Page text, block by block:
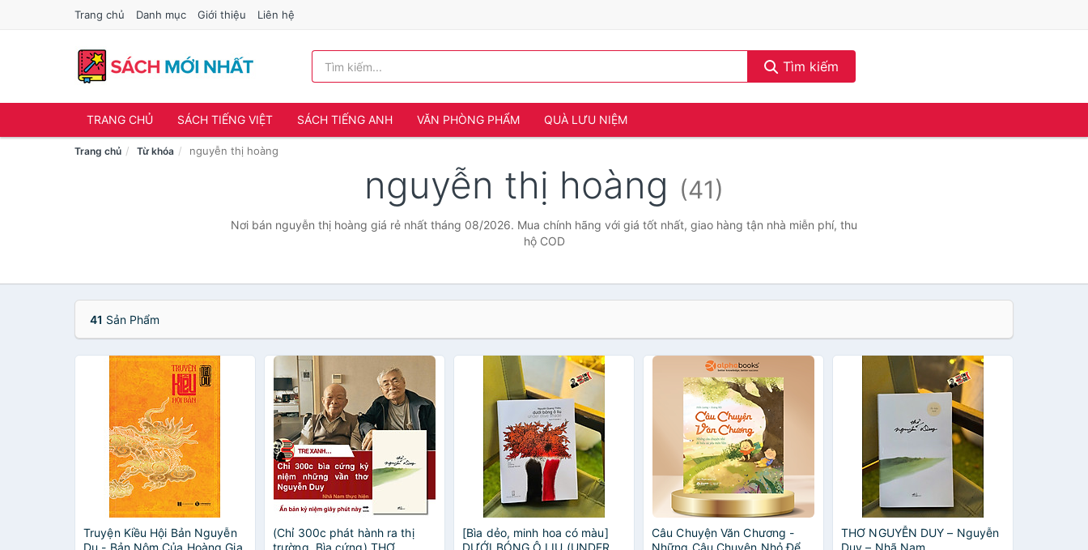
Trang chủ Danh mục Giới thiệu Liên hệ
Tìm kiếm
TRANG CHỦ SÁCH TIẾNG VIỆT SÁCH TIẾNG ANH VĂN PHÒNG PHẨM QUÀ LƯU NIỆM
Trang chủ Từ khóa nguyễn thị hoàng
nguyễn thị hoàng (41)
Nơi bán nguyễn thị hoàng giá rẻ nhất tháng 08/2026. Mua chính hãng với giá tốt nhất, giao hàng tận nhà miễn phí, thu
hộ COD
41 Sản Phẩm
Truyện Kiều Hội Bản Nguyễn
Du - Bản Nôm Của Hoàng Gia
(Chỉ 300c phát hành ra thị
trường, Bìa cứng) THƠ
[Bìa dẻo, minh hoa có màu]
DƯỚI BÓNG Ô LIU (UNDER
Câu Chuyện Văn Chương -
Những Câu Chuyện Nhỏ Để
THƠ NGUYỄN DUY – Nguyễn
Duy – Nhã Nam